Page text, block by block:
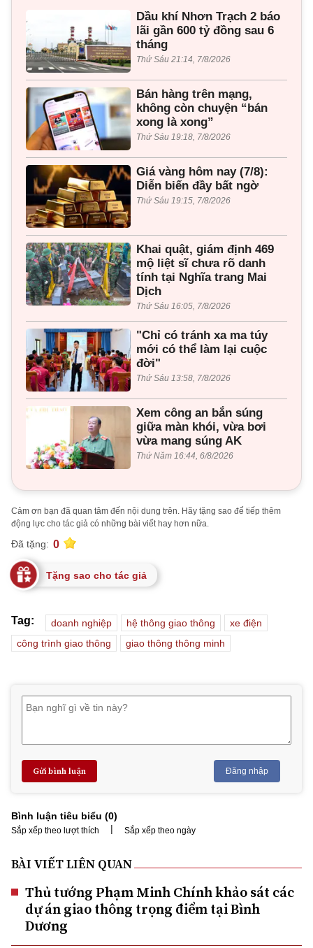
Dầu khí Nhơn Trạch 2 báo
lãi gần 600 tỷ đồng sau 6
tháng
Thứ Sáu 21:14, 7/8/2026
Bán hàng trên mạng,
không còn chuyện “bán
xong là xong”
Thứ Sáu 19:18, 7/8/2026
Giá vàng hôm nay (7/8):
Diễn biến đầy bất ngờ
Thứ Sáu 19:15, 7/8/2026
Khai quật, giám định 469
mộ liệt sĩ chưa rõ danh
tính tại Nghĩa trang Mai
Dịch
Thứ Sáu 16:05, 7/8/2026
"Chỉ có tránh xa ma túy
mới có thể làm lại cuộc
đời"
Thứ Sáu 13:58, 7/8/2026
Xem công an bắn súng
giữa màn khói, vừa bơi
vừa mang súng AK
Thứ Năm 16:44, 6/8/2026
Cảm ơn bạn đã quan tâm đến nội dung trên. Hãy tặng sao để tiếp thêm
động lực cho tác giả có những bài viết hay hơn nữa.
Đã tặng: 0
Tặng sao cho tác giả
Tag: doanh nghiệp hệ thông giao thông
xe điện
công trình giao thông
giao thông thông minh
Gửi bình luận Đăng nhập
Bình luận tiêu biểu (0)
Sắp xếp theo lượt thích | Sắp xếp theo ngày
BÀI VIẾT LIÊN QUAN
Thủ tướng Phạm Minh Chính khảo sát các
dự án giao thông trọng điểm tại Bình
Dương